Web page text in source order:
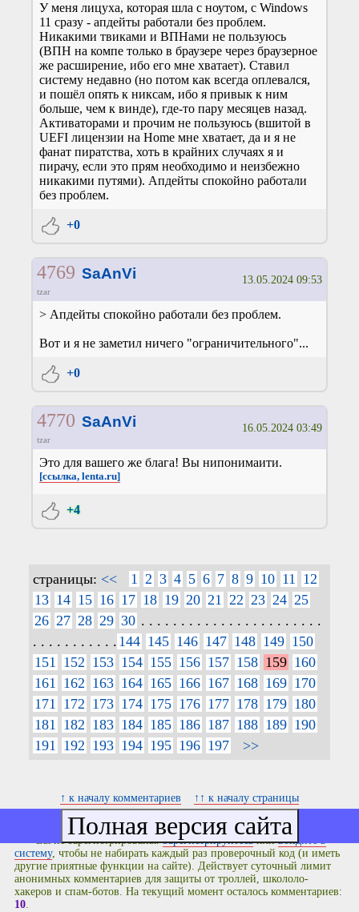
У меня лицуха, которая шла с ноутом, с Windows
11 сразу - апдейты работали без проблем.
Никакими твиками и ВПНами не пользуюсь
(ВПН на компе только в браузере через браузерное
же расширение, ибо его мне хватает). Ставил
систему недавно (но потом как всегда оплевался,
и пошёл опять к никсам, ибо я привык к ним
больше, чем к винде), где-то пару месяцев назад.
Активаторами и прочим не пользуюсь (вшитой в
UEFI лицензии на Home мне хватает, да и я не
фанат пиратства, хоть в крайних случаях я и
пирачу, если это прям необходимо и неизбежно
никакими путями). Апдейты спокойно работали
без проблем.
+0
4769 SaAnVi
tzar
13.05.2024 09:53
> Апдейты спокойно работали без проблем.
Вот и я не заметил ничего "ограничительного"...
+0
4770 SaAnVi
tzar
16.05.2024 03:49
Это для вашего же блага! Вы нипонимаити.
[ссылка, lenta.ru]
+4
страницы: << 1 2 3 4 5 6 7 8 9 10 11
12
13 14 15 16 17 18 19 20 21 22 23 24 25
26 27 28 29 30 . . . . . . . . . . . . . . . . . . . . . . .
. . . . . . . . . . . 144 145 146 147 148 149 150
151
152 153 154 155 156 157 158 159 160
161
162 163 164 165 166 167 168 169 170
171
172 173 174 175 176 177 178 179 180
181
182 183 184 185 186 187 188 189 190
191
192 193 194 195 196 197 >>
↑ к началу комментариев ↑↑ к началу страницы
Вы не зарегистрированы.Зарегистрируйтесьиливойдите в
систему, чтобы не набирать каждый раз проверочный код (и иметь
другие приятные функции на сайте). Действует суточный лимит
анонимных комментариев для защиты от троллей, школоло-
хакеров и спам-ботов. На текущий момент осталось комментариев:
10.